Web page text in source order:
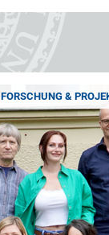
FORSCHUNG &